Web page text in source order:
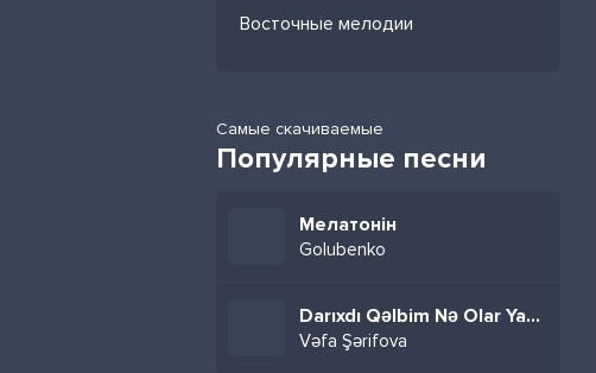
Восточные мелодии
Самые скачиваемые
Популярные песни
Мелатонін
Golubenko
Darıxdı Qəlbim Nə Olar Yaz Mənə
Vəfa Şərifova